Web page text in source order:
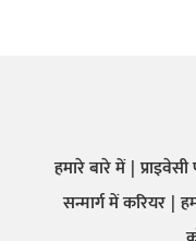
हमारे बारे में
सन्मार्ग में करियर